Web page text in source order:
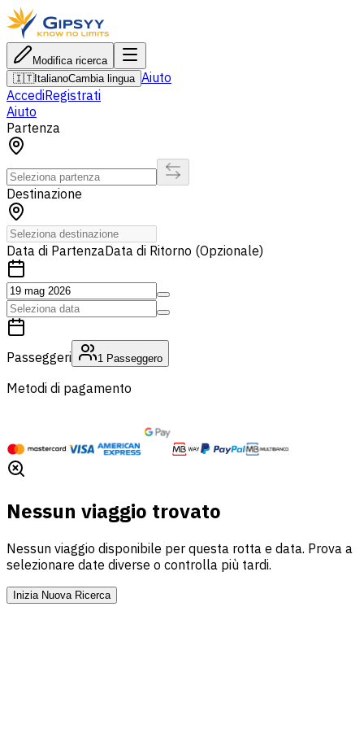
Modifica ricerca
🇮🇹ItalianoCambia lingua Aiuto
AccediRegistrati
Aiuto
Partenza
Destinazione
Data di PartenzaData di Ritorno (Opzionale)
Passeggeri 1 Passeggero
Metodi di pagamento
Nessun viaggio trovato
Nessun viaggio disponibile per questa rotta e data. Prova a
selezionare date diverse o controlla più tardi.
Inizia Nuova Ricerca